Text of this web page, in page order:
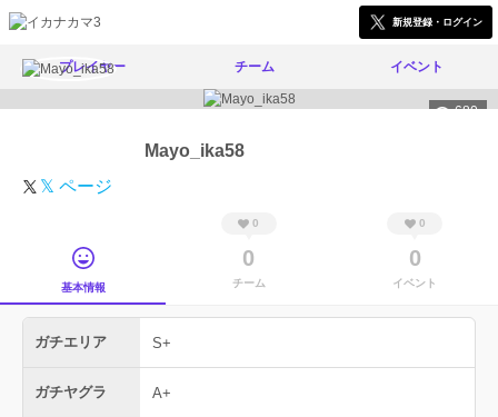
新規登録・ログイン
プレイヤー チーム イベント
680
Mayo_ika58
𝕏 ページ
基本情報
0
0
チーム
0
0
イベント
ガチエリア S+
ガチヤグラ A+